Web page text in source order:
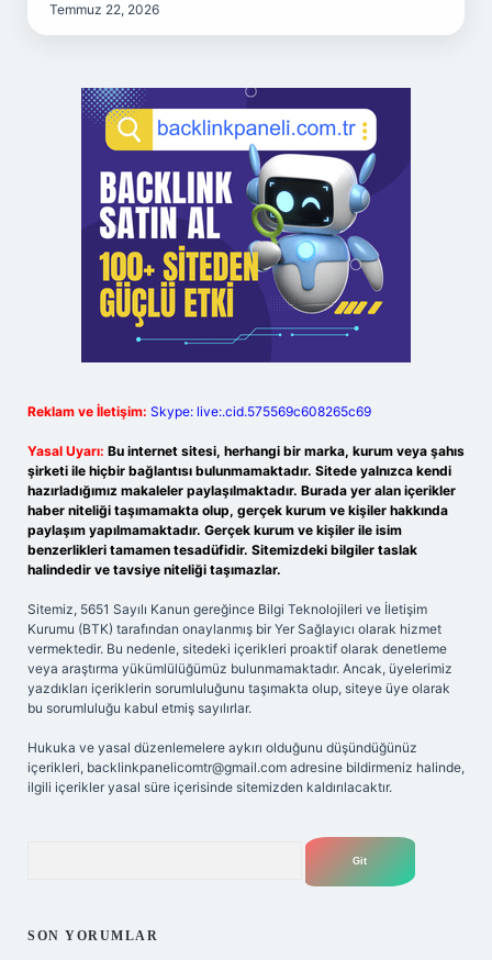
Temmuz 22, 2026
Reklam ve İletişim: Skype: live:.cid.575569c608265c69
Yasal Uyarı: Bu internet sitesi, herhangi bir marka, kurum veya şahıs
şirketi ile hiçbir bağlantısı bulunmamaktadır. Sitede yalnızca kendi
hazırladığımız makaleler paylaşılmaktadır. Burada yer alan içerikler
haber niteliği taşımamakta olup, gerçek kurum ve kişiler hakkında
paylaşım yapılmamaktadır. Gerçek kurum ve kişiler ile isim
benzerlikleri tamamen tesadüfidir. Sitemizdeki bilgiler taslak
halindedir ve tavsiye niteliği taşımazlar.
Sitemiz, 5651 Sayılı Kanun gereğince Bilgi Teknolojileri ve İletişim
Kurumu (BTK) tarafından onaylanmış bir Yer Sağlayıcı olarak hizmet
vermektedir. Bu nedenle, sitedeki içerikleri proaktif olarak denetleme
veya araştırma yükümlülüğümüz bulunmamaktadır. Ancak, üyelerimiz
yazdıkları içeriklerin sorumluluğunu taşımakta olup, siteye üye olarak
bu sorumluluğu kabul etmiş sayılırlar.
Hukuka ve yasal düzenlemelere aykırı olduğunu düşündüğünüz
içerikleri, backlinkpanelicomtr@gmail.com adresine bildirmeniz halinde,
ilgili içerikler yasal süre içerisinde sitemizden kaldırılacaktır.
SON YORUMLAR